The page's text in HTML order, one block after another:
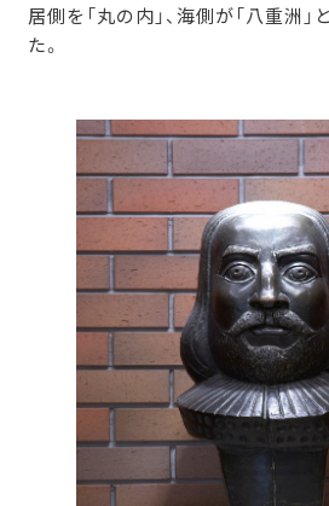
居側を「丸の内」、海側が「八重洲
た。